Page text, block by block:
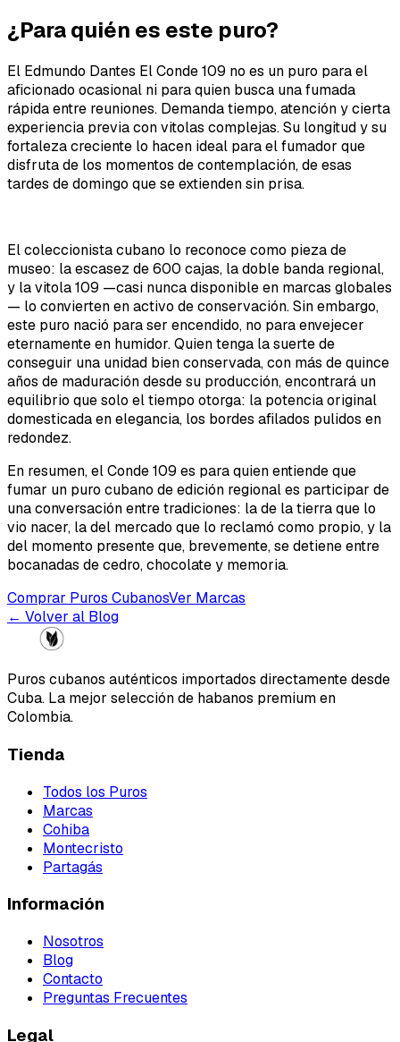
¿Para quién es este puro?
El Edmundo Dantes El Conde 109 no es un puro para el
aficionado ocasional ni para quien busca una fumada
rápida entre reuniones. Demanda tiempo, atención y cierta
experiencia previa con vitolas complejas. Su longitud y su
fortaleza creciente lo hacen ideal para el fumador que
disfruta de los momentos de contemplación, de esas
tardes de domingo que se extienden sin prisa.
El coleccionista cubano lo reconoce como pieza de
museo: la escasez de 600 cajas, la doble banda regional,
y la vitola 109 —casi nunca disponible en marcas globales
— lo convierten en activo de conservación. Sin embargo,
este puro nació para ser encendido, no para envejecer
eternamente en humidor. Quien tenga la suerte de
conseguir una unidad bien conservada, con más de quince
años de maduración desde su producción, encontrará un
equilibrio que solo el tiempo otorga: la potencia original
domesticada en elegancia, los bordes afilados pulidos en
redondez.
En resumen, el Conde 109 es para quien entiende que
fumar un puro cubano de edición regional es participar de
una conversación entre tradiciones: la de la tierra que lo
vio nacer, la del mercado que lo reclamó como propio, y la
del momento presente que, brevemente, se detiene entre
bocanadas de cedro, chocolate y memoria.
Comprar Puros CubanosVer Marcas
← Volver al Blog
Puros cubanos auténticos importados directamente desde
Cuba. La mejor selección de habanos premium en
Colombia.
Tienda
Todos los Puros
Marcas
Cohiba
Montecristo
Partagás
Información
Nosotros
Blog
Contacto
Preguntas Frecuentes
Legal